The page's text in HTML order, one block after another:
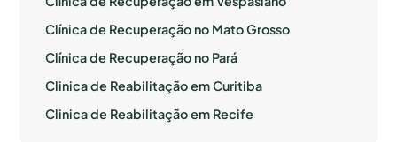
Clínica de Recuperação no Mato Grosso
Clínica de Recuperação no Pará
Clinica de Reabilitação em Curitiba
Clinica de Reabilitação em Recife